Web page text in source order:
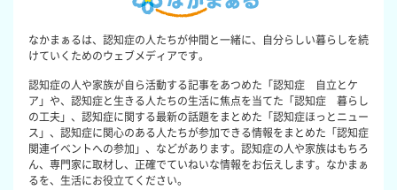
なかまぁるは、認知症の人たちが仲間と一緒に、自分らしい暮らしを続
けていくためのウェブメディアです。
認知症の人や家族が自ら活動する記事をあつめた「認知症 自立とケ
ア」や、認知症と生きる人たちの生活に焦点を当てた「認知症 暮らし
の工夫」、認知症に関する最新の話題をまとめた「認知症ほっとニュー
ス」、認知症に関心のある人たちが参加できる情報をまとめた「認知症
関連イベントへの参加」、などがあります。認知症の人や家族はもちろ
ん、専門家に取材し、正確でていねいな情報をお伝えします。なかまぁ
るを、生活にお役立てください。